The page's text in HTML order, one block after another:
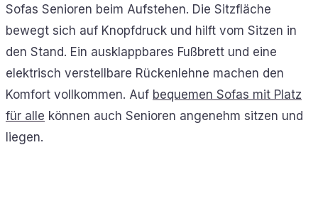
Sofas Senioren beim Aufstehen. Die Sitzfläche
bewegt sich auf Knopfdruck und hilft vom Sitzen in
den Stand. Ein ausklappbares Fußbrett und eine
elektrisch verstellbare Rückenlehne machen den
Komfort vollkommen. Auf bequemen Sofas mit Platz
für alle können auch Senioren angenehm sitzen und
liegen.